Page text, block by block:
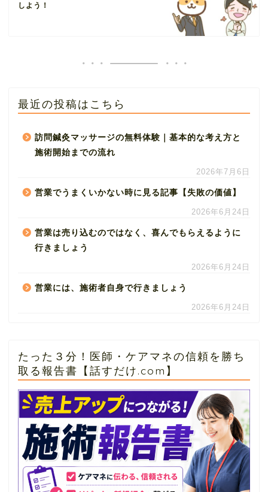
しよう！
最近の投稿はこちら
訪問鍼灸マッサージの無料体験｜基本的な考え方と
施術開始までの流れ
2026年7月6日
営業でうまくいかない時に見る記事【失敗の価値】
2026年6月24日
営業は売り込むのではなく、喜んでもらえるように
行きましょう
2026年6月24日
営業には、施術者自身で行きましょう
2026年6月24日
たった３分！医師・ケアマネの信頼を勝ち
取る報告書【話すだけ.com】